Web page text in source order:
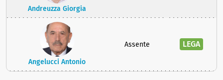
Andreuzza Giorgia
Angelucci Antonio
Assente LEGA